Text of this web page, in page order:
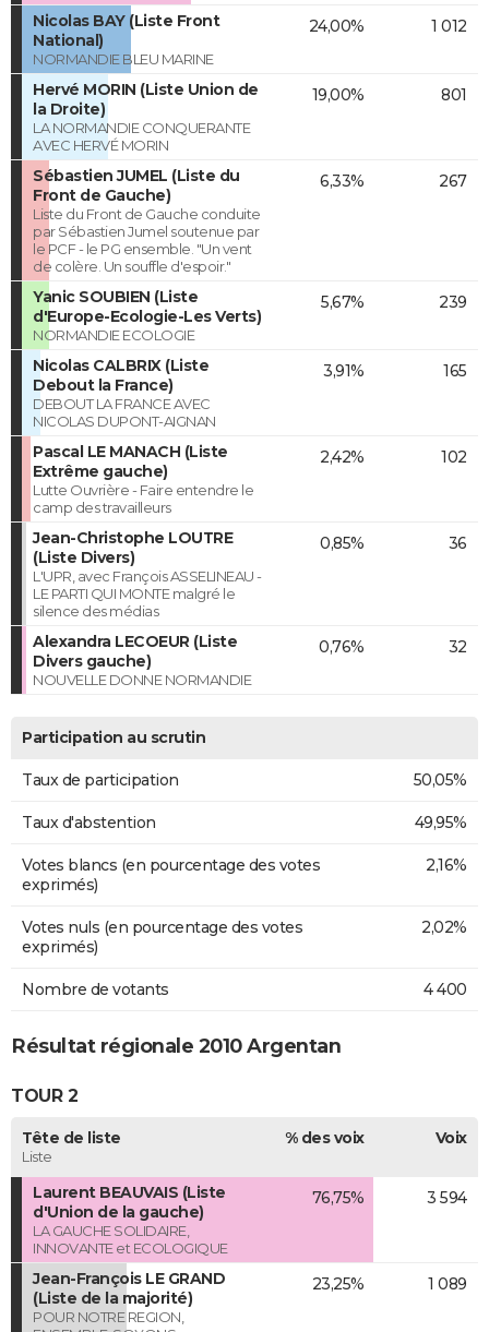
Nicolas BAY (Liste Front
National)
NORMANDIE BLEU MARINE
24,00% 1 012
Hervé MORIN (Liste Union de
la Droite)
LA NORMANDIE CONQUERANTE
AVEC HERVÉ MORIN
19,00% 801
Sébastien JUMEL (Liste du
Front de Gauche)
Liste du Front de Gauche conduite
par Sébastien Jumel soutenue par
le PCF - le PG ensemble. "Un vent
de colère. Un souffle d'espoir."
6,33% 267
Yanic SOUBIEN (Liste
d'Europe-Ecologie-Les Verts)
NORMANDIE ECOLOGIE
5,67% 239
Nicolas CALBRIX (Liste
Debout la France)
DEBOUT LA FRANCE AVEC
NICOLAS DUPONT-AIGNAN
3,91% 165
Pascal LE MANACH (Liste
Extrême gauche)
Lutte Ouvrière - Faire entendre le
camp des travailleurs
2,42% 102
Jean-Christophe LOUTRE
(Liste Divers)
L'UPR, avec François ASSELINEAU -
LE PARTI QUI MONTE malgré le
silence des médias
0,85% 36
Alexandra LECOEUR (Liste
Divers gauche)
NOUVELLE DONNE NORMANDIE
0,76% 32
Participation au scrutin
Taux de participation 50,05%
Taux d'abstention 49,95%
Votes blancs (en pourcentage des votes
exprimés)
2,16%
Votes nuls (en pourcentage des votes
exprimés)
2,02%
Nombre de votants 4 400
Résultat régionale 2010 Argentan
TOUR 2
Tête de liste
Liste
% des voix Voix
Laurent BEAUVAIS (Liste
d'Union de la gauche)
LA GAUCHE SOLIDAIRE,
INNOVANTE et ECOLOGIQUE
76,75% 3 594
Jean-François LE GRAND
(Liste de la majorité)
POUR NOTRE REGION,
23,25% 1 089